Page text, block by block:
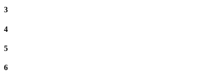
3
4
5
6